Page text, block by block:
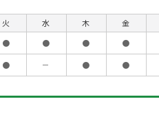
火 水 木 金
● ● ● ●
● － ● ●